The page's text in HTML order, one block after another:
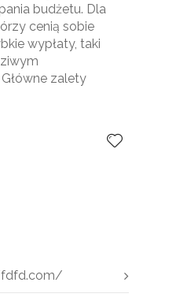
budżetu. Dla
cenią sobie
wypłaty, taki
zalety